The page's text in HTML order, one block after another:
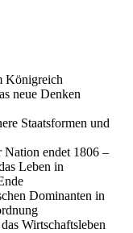
Königreich
neue Denken
Staatsformen und
Nation endet 1806 –
Leben in
Dominanten in
Wirtschaftsleben